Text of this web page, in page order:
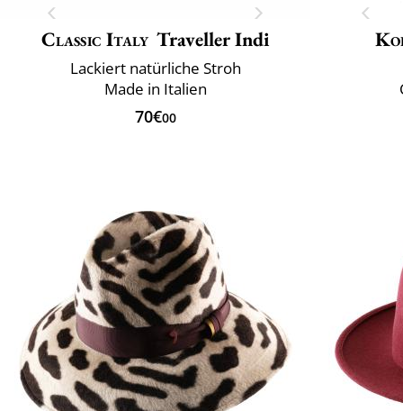
Classic Italy Traveller Indi
Lackiert natürliche Stroh
Made in Italien
70€00